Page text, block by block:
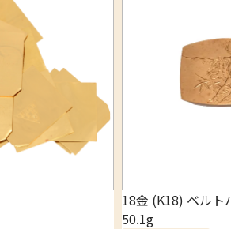
18金 (K18) ベルト
50.1g